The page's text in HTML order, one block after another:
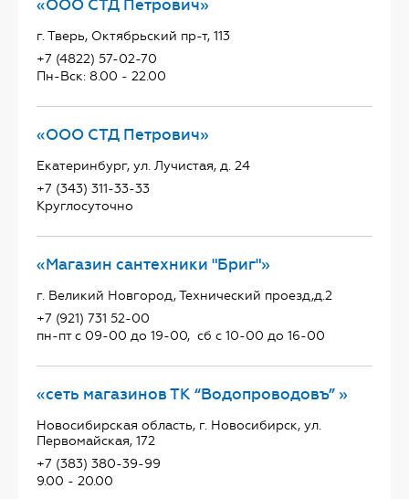
«ООО СТД Петрович»
г. Тверь, Октябрьский пр-т, 113
+7 (4822) 57-02-70
Пн-Вск: 8.00 - 22.00
«ООО СТД Петрович»
Екатеринбург, ул. Лучистая, д. 24
+7 (343) 311-33-33
Круглосуточно
«Магазин сантехники "Бриг"»
г. Великий Новгород, Технический проезд,д.2
+7 (921) 731 52-00
пн-пт с 09-00 до 19-00, сб с 10-00 до 16-00
«сеть магазинов ТК “Водопроводовъ” »
Новосибирская область, г. Новосибирск, ул.
Первомайская, 172
+7 (383) 380-39-99
9.00 - 20.00